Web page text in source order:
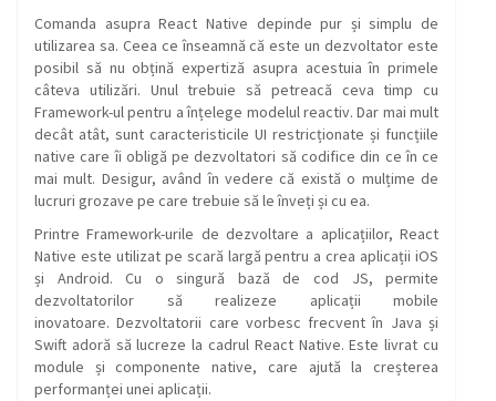
Comanda asupra React Native depinde pur și simplu de
utilizarea sa. Ceea ce înseamnă că este un dezvoltator este
posibil să nu obțină expertiză asupra acestuia în primele
câteva utilizări. Unul trebuie să petreacă ceva timp cu
Framework-ul pentru a înțelege modelul reactiv. Dar mai mult
decât atât, sunt caracteristicile UI restricționate și funcțiile
native care îi obligă pe dezvoltatori să codifice din ce în ce
mai mult. Desigur, având în vedere că există o mulțime de
lucruri grozave pe care trebuie să le înveți și cu ea.
Printre Framework-urile de dezvoltare a aplicațiilor, React
Native este utilizat pe scară largă pentru a crea aplicații iOS
și Android. Cu o singură bază de cod JS, permite
dezvoltatorilor să realizeze aplicații mobile
inovatoare. Dezvoltatorii care vorbesc frecvent în Java și
Swift adoră să lucreze la cadrul React Native. Este livrat cu
module și componente native, care ajută la creșterea
performanței unei aplicații.